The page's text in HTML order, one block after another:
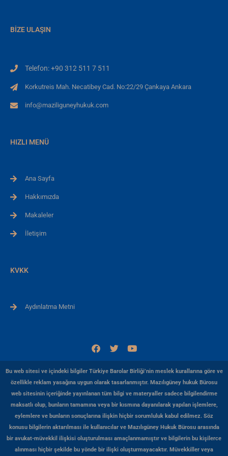
BIZE ULAŞIN
Telefon: +90 312 511 7 511
Korkutreis Mah. Necatibey Cad. No:22/29 Çankaya Ankara
info@maziliguneyhukuk.com
HIZLI MENÜ
Ana Sayfa
Hakkımızda
Makaleler
İletişim
KVKK
Aydınlatma Metni
F
a
c
e
b
o
k
T
w
i
t
t
e
r
Y
o
u
t
u
e
Bu web sitesi ve içindeki bilgiler Türkiye Barolar Birliği’nin meslek kurallarına göre ve
özellikle reklam yasağına uygun olarak tasarlanmıştır. Mazılıgüney hukuk Bürosu
web sitesinin içeriğinde yayınlanan tüm bilgi ve materyaller sadece bilgilendirme
maksatlı olup, bunların tamamına veya bir kısmına dayanılarak yapılan işlemlere,
eylemlere ve bunların sonuçlarına ilişkin hiçbir sorumluluk kabul edilmez. Söz
konusu bilgilerin aktarılması ile kullanıcılar ve Mazılıgüney Hukuk Bürosu arasında
bir avukat-müvekkil ilişkisi oluşturulması amaçlanmamıştır ve bilgilerin bu kişilerce
alınması hiçbir şekilde bu yönde bir ilişki oluşturmayacaktır. Müvekkiller veya